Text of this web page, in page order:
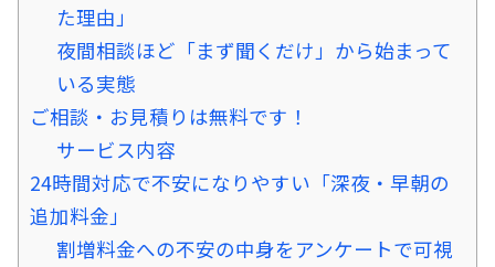
た理由」
夜間相談ほど「まず聞くだけ」から始まって
いる実態
ご相談・お見積りは無料です！
サービス内容
24時間対応で不安になりやすい「深夜・早朝の
追加料金」
割増料金への不安の中身をアンケートで可視